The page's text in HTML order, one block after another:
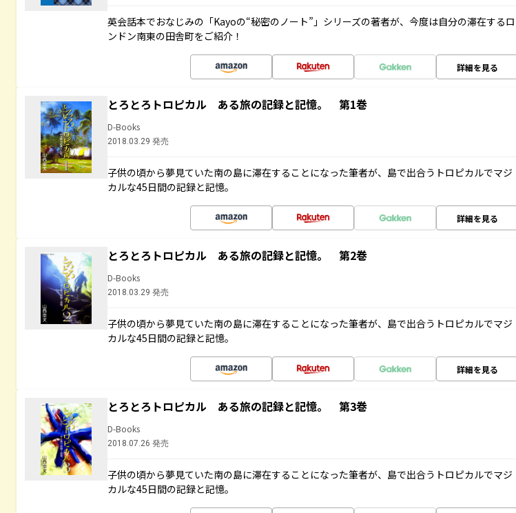
英会話本でおなじみの「Kayoの“秘密のノート”」シリーズの著者が、今度は自分の滞在するロ
ンドン南東の田舎町をご紹介！
詳細を見る
とろとろトロピカル ある旅の記録と記憶。 第1巻
D-Books
2018.03.29 発売
子供の頃から夢見ていた南の島に滞在することになった筆者が、島で出合うトロピカルでマジ
カルな45日間の記録と記憶。
詳細を見る
とろとろトロピカル ある旅の記録と記憶。 第2巻
D-Books
2018.03.29 発売
子供の頃から夢見ていた南の島に滞在することになった筆者が、島で出合うトロピカルでマジ
カルな45日間の記録と記憶。
詳細を見る
とろとろトロピカル ある旅の記録と記憶。 第3巻
D-Books
2018.07.26 発売
子供の頃から夢見ていた南の島に滞在することになった筆者が、島で出合うトロピカルでマジ
カルな45日間の記録と記憶。